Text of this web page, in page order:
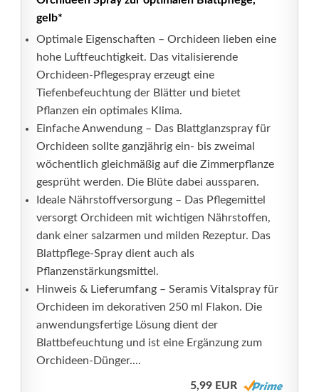
gelb*
Optimale Eigenschaften – Orchideen lieben eine
hohe Luftfeuchtigkeit. Das vitalisierende
Orchideen-Pflegespray erzeugt eine
Tiefenbefeuchtung der Blätter und bietet
Pflanzen ein optimales Klima.
Einfache Anwendung – Das Blattglanzspray für
Orchideen sollte ganzjährig ein- bis zweimal
wöchentlich gleichmäßig auf die Zimmerpflanze
gesprüht werden. Die Blüte dabei aussparen.
Ideale Nährstoffversorgung – Das Pflegemittel
versorgt Orchideen mit wichtigen Nährstoffen,
dank einer salzarmen und milden Rezeptur. Das
Blattpflege-Spray dient auch als
Pflanzenstärkungsmittel.
Hinweis & Lieferumfang – Seramis Vitalspray für
Orchideen im dekorativen 250 ml Flakon. Die
anwendungsfertige Lösung dient der
Blattbefeuchtung und ist eine Ergänzung zum
Orchideen-Dünger....
5,99 EUR